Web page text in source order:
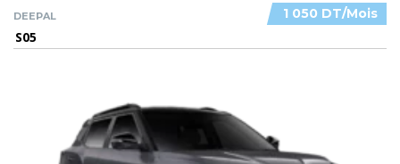
1 050 DT/Mois
DEEPAL
S05